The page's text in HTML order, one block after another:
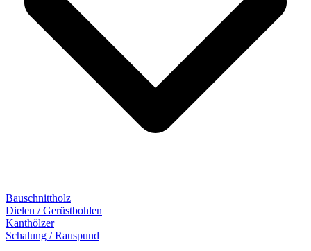
Bauschnittholz
Dielen / Gerüstbohlen
Kanthölzer
Schalung / Rauspund